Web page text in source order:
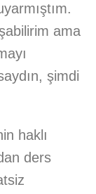
ama
şimdi
haklı
ders